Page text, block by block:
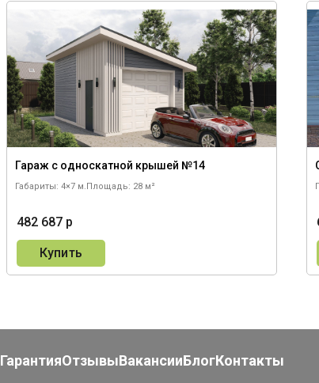
Гараж с односкатной крышей №14
Габариты: 4×7 м.Площадь: 28 м²
482 687 р
Купить
ГарантияОтзывыВакансииБлогКонтакты